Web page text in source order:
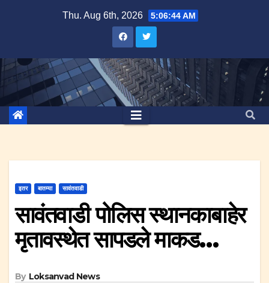
Thu. Aug 6th, 2026 5:06:44 AM
इतर बातम्या सावंतवाडी
सावंतवाडी पोलिस स्थानकाबाहेर
मृतावस्थेत सापडले माकड…
By Loksanvad News